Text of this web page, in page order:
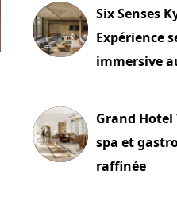
Six Senses
Expérience
immersive
Grand
spa et
raffinée